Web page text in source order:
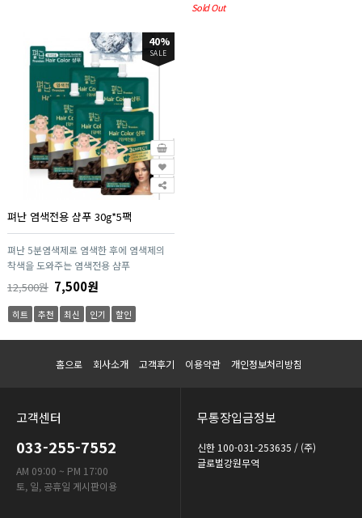
Sold Out
40%
SALE
펴난 염색전용 샴푸 30g*5팩
펴난 5분염색제로 염색한 후에 염색제의
착색을 도와주는 염색전용 샴푸
12,500원 7,500원
히트 추천 최신 인기 할인
홈으로 회사소개 고객후기 이용약관 개인정보처리방침
고객센터
033-255-7552
AM 09:00 ~ PM 17:00
토, 일, 공휴일 게시판이용
무통장입금정보
신한 100-031-253635 / (주)
글로벌강원무역